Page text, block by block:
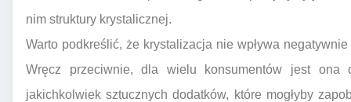
nim struktury krystalicznej.
Warto podkreślić, że krystalizacja nie wpływa
Wręcz przeciwnie, dla wielu konsumentów jest ona
jakichkolwiek sztucznych dodatków, które mogłyby